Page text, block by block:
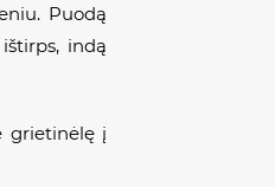
Puodą
indą
grietinėlę į